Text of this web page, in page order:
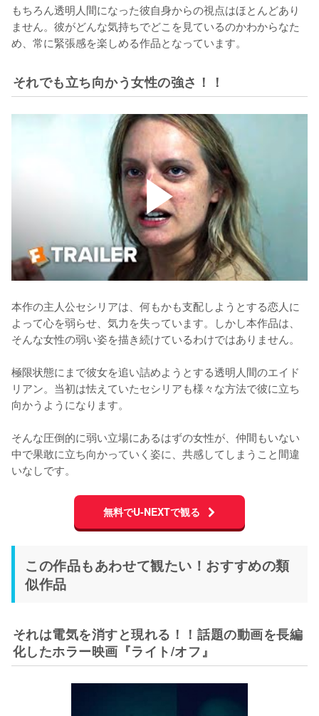
もちろん透明人間になった彼自身からの視点はほとんどあり
ません。彼がどんな気持ちでどこを見ているのかわからなた
め、常に緊張感を楽しめる作品となっています。
それでも立ち向かう女性の強さ！！
本作の主人公セシリアは、何もかも支配しようとする恋人に
よって心を弱らせ、気力を失っています。しかし本作品は、
そんな女性の弱い姿を描き続けているわけではありません。
極限状態にまで彼女を追い詰めようとする透明人間のエイド
リアン。当初は怯えていたセシリアも様々な方法で彼に立ち
向かうようになります。
そんな圧倒的に弱い立場にあるはずの女性が、仲間もいない
中で果敢に立ち向かっていく姿に、共感してしまうこと間違
いなしです。
無料でU-NEXTで観る
この作品もあわせて観たい！おすすめの類
似作品
それは電気を消すと現れる！！話題の動画を長編
化したホラー映画『ライト/オフ』